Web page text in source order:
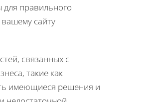
правильного
сайту
связанных с
такие как
имеющиеся решения и